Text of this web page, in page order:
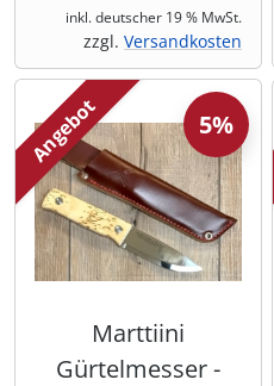
inkl. deutscher 19 % MwSt.
zzgl. Versandkosten
Angebot
Marttiini
Gürtelmesser -
5%